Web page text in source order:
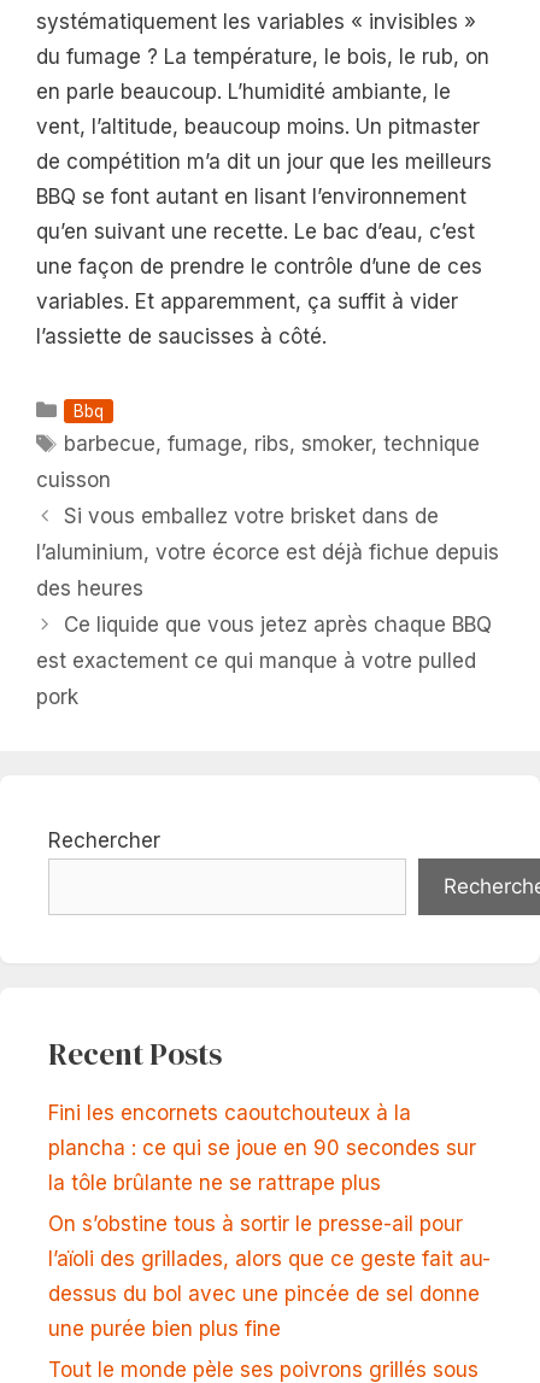
systématiquement les variables « invisibles »
du fumage ? La température, le bois, le rub, on
en parle beaucoup. L’humidité ambiante, le
vent, l’altitude, beaucoup moins. Un pitmaster
de compétition m’a dit un jour que les meilleurs
BBQ se font autant en lisant l’environnement
qu’en suivant une recette. Le bac d’eau, c’est
une façon de prendre le contrôle d’une de ces
variables. Et apparemment, ça suffit à vider
l’assiette de saucisses à côté.
Catégories
Bbq
Étiquettes
barbecue,fumage, ribs, smoker,technique
cuisson
Si vous emballez votre brisket dans de
l’aluminium, votre écorce est déjà fichue depuis
des heures
Ce liquide que vous jetez après chaque BBQ
est exactement ce qui manque à votre pulled
pork
Rechercher
Recent Posts
Fini les encornets caoutchouteux à la
plancha : ce qui se joue en 90 secondes sur
la tôle brûlante ne se rattrape plus
On s’obstine tous à sortir le presse-ail pour
l’aïoli des grillades, alors que ce geste fait au-
dessus du bol avec une pincée de sel donne
une purée bien plus fine
Tout le monde pèle ses poivrons grillés sous